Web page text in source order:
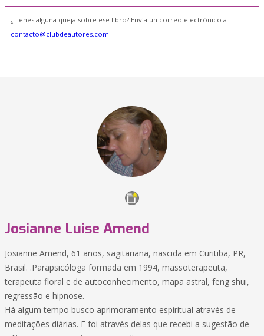
¿Tienes alguna queja sobre ese libro? Envía un correo electrónico a
contacto@clubdeautores.com
Josianne Luise Amend
Josianne Amend, 61 anos, sagitariana, nascida em Curitiba, PR,
Brasil. .Parapsicóloga formada em 1994, massoterapeuta,
terapeuta floral e de autoconhecimento, mapa astral, feng shui,
regressão e hipnose.
Há algum tempo busco aprimoramento espiritual através de
meditações diárias. E foi através delas que recebi a sugestão de